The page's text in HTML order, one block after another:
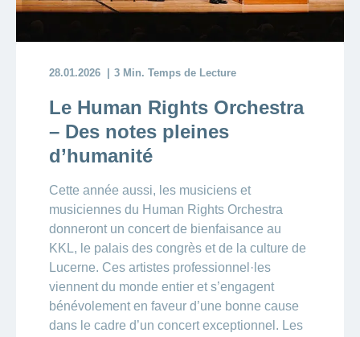
28.01.2026 3 Min. Temps de Lecture
Le Human Rights Orchestra
– Des notes pleines
d’humanité
Cette année aussi, les musiciens et
musiciennes du Human Rights Orchestra
donneront un concert de bienfaisance au
KKL, le palais des congrès et de la culture de
Lucerne. Ces artistes professionnel·les
viennent du monde entier et s’engagent
bénévolement en faveur d’une bonne cause
dans le cadre d’un concert exceptionnel. Les